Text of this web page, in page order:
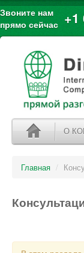
Звоните нам
прямо сейчас +1
О
Главная /